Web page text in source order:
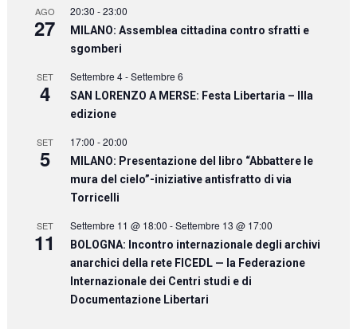
AGO
27
20:30 -23:00
MILANO: Assemblea cittadina contro sfratti e
sgomberi
SET
4
Settembre 4-Settembre 6
SAN LORENZO A MERSE: Festa Libertaria – IIIa
edizione
SET
5
17:00 -20:00
MILANO: Presentazione del libro “Abbattere le
mura del cielo”-iniziative antisfratto di via
Torricelli
SET
11
Settembre 11 @ 18:00 -Settembre 13 @ 17:00
BOLOGNA: Incontro internazionale degli archivi
anarchici della rete FICEDL — la Federazione
Internazionale dei Centri studi e di
Documentazione Libertari